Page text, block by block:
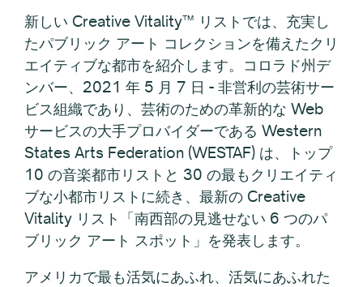
新しい Creative Vitality™ リストでは、充実し
たパブリック アート コレクションを備えたクリ
エイティブな都市を紹介します。コロラド州デ
ンバー、2021 年 5 月 7 日 - 非営利の芸術サー
ビス組織であり、芸術のための革新的な Web
サービスの大手プロバイダーである Western
States Arts Federation (WESTAF) は、トップ
10 の音楽都市リストと 30 の最もクリエイティ
ブな小都市リストに続き、最新の Creative
Vitality リスト「南西部の見逃せない 6 つのパ
ブリック アート スポット」を発表します。
アメリカで最も活気にあふれ、活気にあふれた